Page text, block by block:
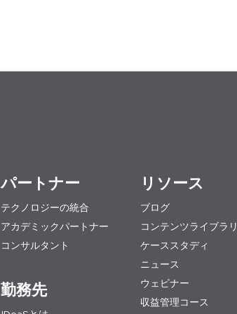
勤務先
リソース
ブログ
コンテンツライブラリ
ケーススタディ
ニュース
ウェビナー
収益管理コース
パートナー
テクノロジーの統合
アカデミックパートナー
コンサルタント